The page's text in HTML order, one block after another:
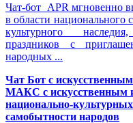
Чат-бот APR мгновенно
в области национального
культурного
праздников с
народных ...
Чат Бот с
МАКС с искусственным
национально-
самобытности народов